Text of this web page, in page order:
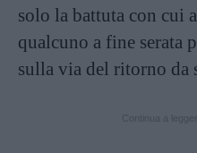
solo la battuta con cui
qualcuno a fine serata
sulla via del ritorno da